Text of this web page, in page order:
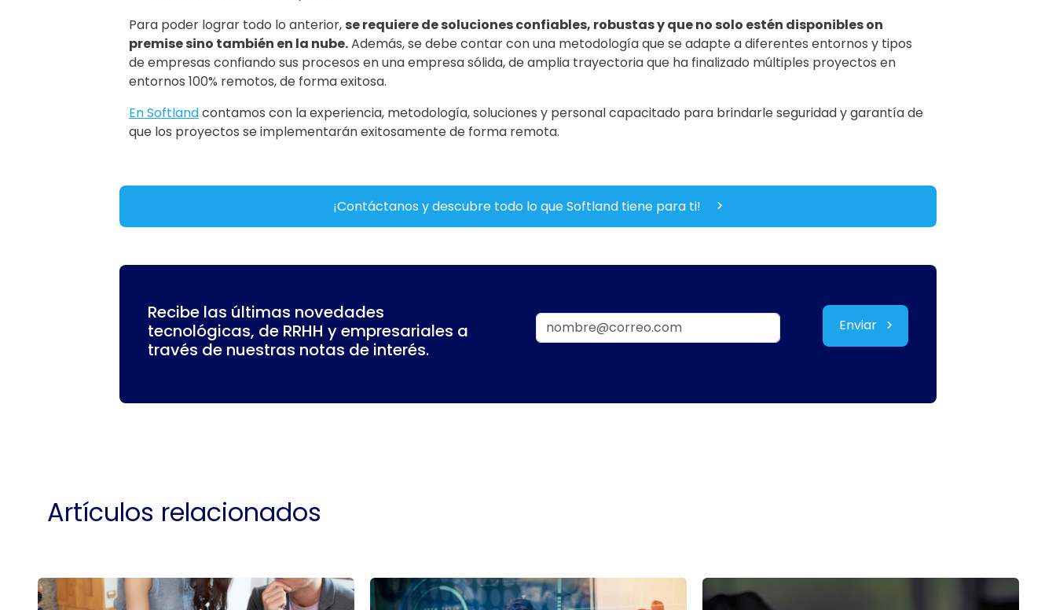
Para poder lograr todo lo anterior, se requiere de soluciones confiables, robustas y que no solo estén disponibles on
premise sino también en la nube.Además, se debe contar con una metodología que se adapte a diferentes entornos y tipos
de empresas confiando sus procesos en una empresa sólida, de amplia trayectoria que ha finalizado múltiples proyectos en
entornos 100% remotos, de forma exitosa.
En Softlandcontamos con la experiencia, metodología, soluciones y personal capacitado para brindarle seguridad y garantía de
que los proyectos se implementarán exitosamente de forma remota.
¡Contáctanos y descubre todo lo que Softland tiene para ti!
Recibe las últimas novedades
tecnológicas, de RRHH y empresariales a
través de nuestras notas de interés.
Enviar
Artículos relacionados